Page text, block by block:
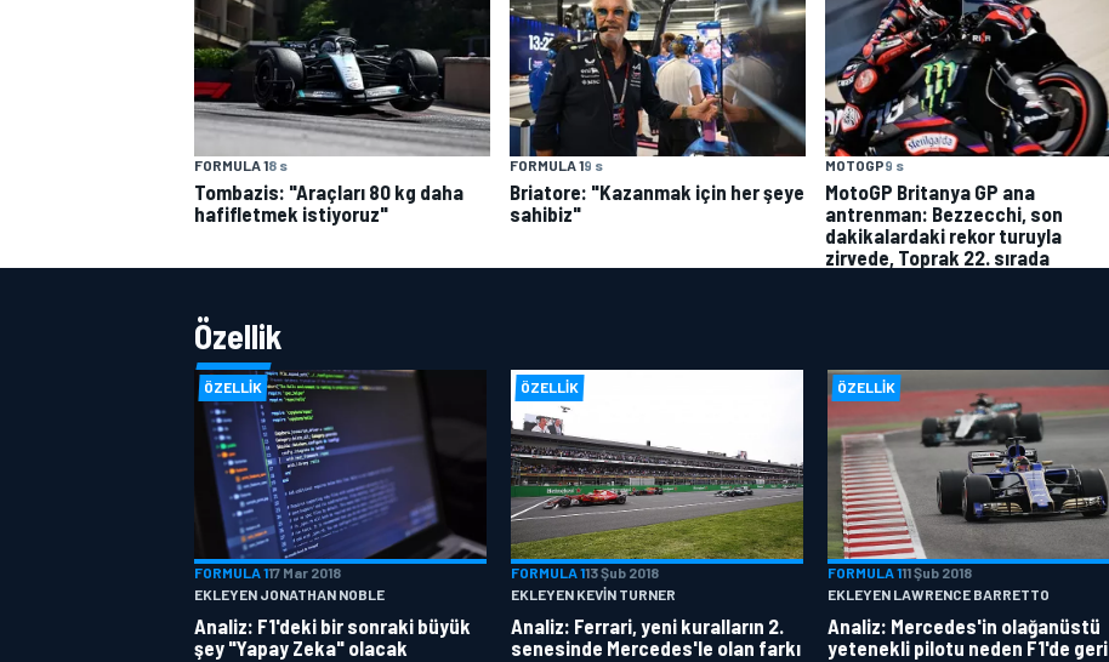
FORMULA 18 s
Tombazis: "Araçları 80 kg daha
hafifletmek istiyoruz"
FORMULA 19 s
Briatore: "Kazanmak için her şeye
sahibiz"
MOTOGP9 s
MotoGP Britanya GP ana
antrenman: Bezzecchi, son
dakikalardaki rekor turuyla
zirvede, Toprak 22. sırada
Özellik
ÖZELLIK
FORMULA 117 Mar 2018
EKLEYEN JONATHAN NOBLE
Analiz: F1'deki bir sonraki büyük
şey "Yapay Zeka" olacak
ÖZELLIK
FORMULA 113 Şub 2018
EKLEYEN KEVIN TURNER
Analiz: Ferrari, yeni kuralların 2.
senesinde Mercedes'le olan farkı
ÖZELLIK
FORMULA 111 Şub 2018
EKLEYEN LAWRENCE BARRETTO
Analiz: Mercedes'in olağanüstü
yetenekli pilotu neden F1'de geri